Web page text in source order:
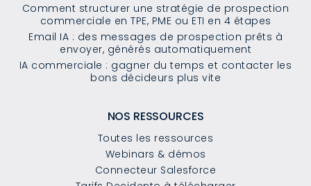
Comment structurer une stratégie de prospection
commerciale en TPE, PME ou ETI en 4 étapes
Email IA : des messages de prospection prêts à
envoyer, générés automatiquement
IA commerciale : gagner du temps et contacter les
bons décideurs plus vite
NOS RESSOURCES
Toutes les ressources
Webinars & démos
Connecteur Salesforce